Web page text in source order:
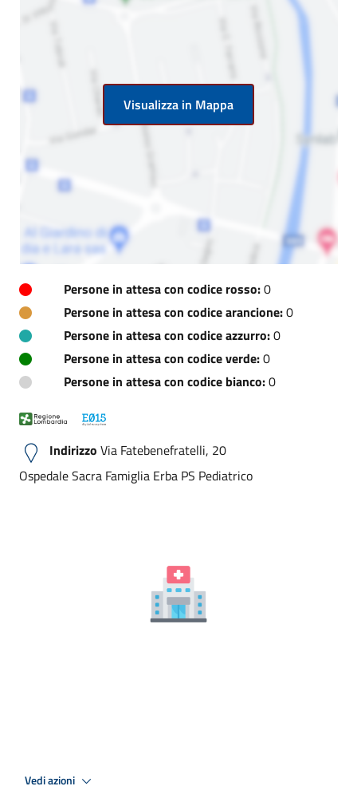
Visualizza in Mappa
Persone in attesa con codice rosso:0
Persone in attesa con codice arancione:0
Persone in attesa con codice azzurro:0
Persone in attesa con codice verde:0
Persone in attesa con codice bianco:0
Indirizzo Via Fatebenefratelli, 20
Ospedale Sacra Famiglia Erba PS Pediatrico
Vedi azioni